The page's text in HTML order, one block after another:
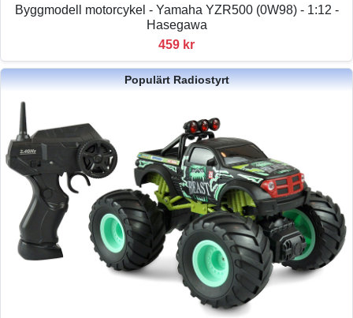
Byggmodell motorcykel - Yamaha YZR500 (0W98) - 1:12 -
Hasegawa
459 kr
Populärt Radiostyrt